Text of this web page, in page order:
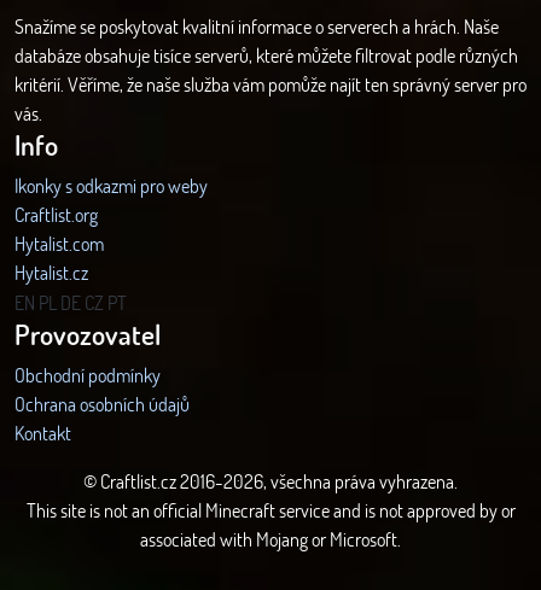
Snažíme se poskytovat kvalitní informace o serverech a hrách. Naše
databáze obsahuje tisíce serverů, které můžete filtrovat podle různých
kritérií. Věříme, že naše služba vám pomůže najít ten správný server pro
vás.
Info
Ikonky s odkazmi pro weby
Craftlist.org
Hytalist.com
Hytalist.cz
Hytamods.org
EN PL DECZ PT
Provozovatel
Obchodní podmínky
Ochrana osobních údajů
Kontakt
© Craftlist.cz 2016-2026, všechna práva vyhrazena.
This site is not an official Minecraft service and is not approved by or
associated with Mojang or Microsoft.